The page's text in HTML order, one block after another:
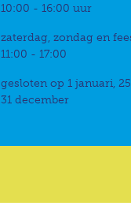
10:00 - 16:00 uur
zaterdag, zondag en
11:00 - 17:00
gesloten op 1 januari,
31 december